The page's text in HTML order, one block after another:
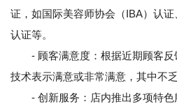
证，如国际美容师协会（IBA）认证
认证等。
- 顾客满意度：根据近期顾客反
技术表示满意或非常满意，其中不
- 创新服务：店内推出多项特色